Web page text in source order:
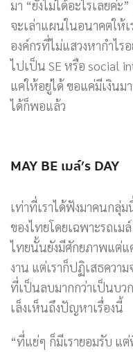
มา “ยังไม่ได้อะไรเลยค่
จะเล่าแผนในอนาคตให้
องค์กรที่ไม่แสวงหากำไร
ไปเป็น SE หรือ social
แค่ให้อยู่ได้ ขอแค่มีเงินม
ได้ก็พอแล้ว
MAY BE เมล์’s DAY
เท่าที่เราได้ฟังมาคนกลุ่
ของไทยโดยเฉพาะรถเม
ไทยนั้นยังมีศักยภาพแต่แ
งาน แต่เราก็ปฏิเสธควา
ที่เป็นลบมากกว่าเป็นบวก
เล็งเห็นถึงปัญหาเรื่องนี้
“ที่แย่ๆ ก็มีเรายอมรับ แ